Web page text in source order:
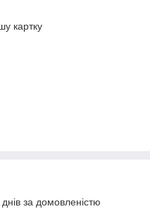
картку
за домовленістю